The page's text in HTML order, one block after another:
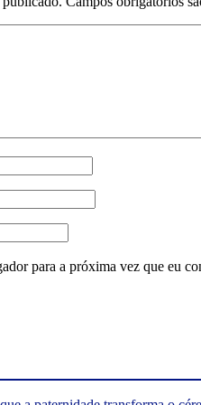
para a próxima vez que eu